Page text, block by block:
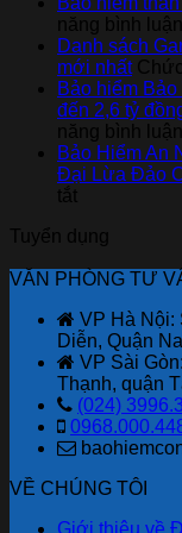
năng bình
Danh sách
mới nhất
Bảo hiểm
đến 2,6 tỷ
năng bình
Bảo Hiểm An
Đại Lừa Đảo
tắtở
Hiểm
Ninh
–
“Lá
Chắn
Số”
Trong
Thời
Đại
Lừa
Đảo
Công
Tuyển dụng
VĂN PHÒNG TƯ
VP Hà Nội:
Diễn, Quận
VP Sài
Thạnh, quận
(024)
VỀ CHÚNG TÔI